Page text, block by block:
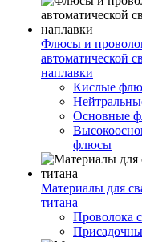
Флюсы и
автоматической
наплавки
Кислые
Основные
флюсы
Материалы для
титана
Проволока